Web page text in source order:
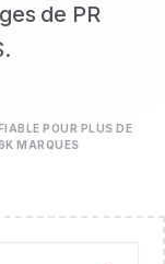
de PR
POUR PLUS DE
MARQUES